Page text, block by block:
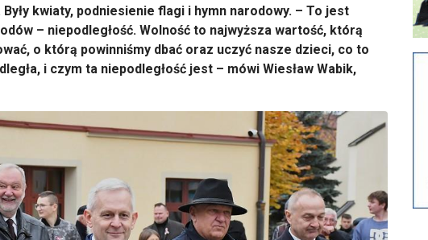
kwiaty, podniesienie flagi i hymn narodowy. – To jest
ów – niepodległość. Wolność to najwyższa wartość, którą
o którą powinniśmy dbać oraz uczyć nasze dzieci, co to
i czym ta niepodległość jest – mówi Wiesław Wabik,